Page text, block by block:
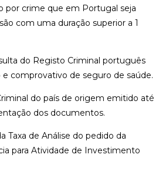
por crime que em Portugal seja
com uma duração superior a 1
do Registo Criminal português
e comprovativo de seguro de saúde.
do país de origem emitido até
dos documentos.
Taxa de Análise do pedido da
para Atividade de Investimento